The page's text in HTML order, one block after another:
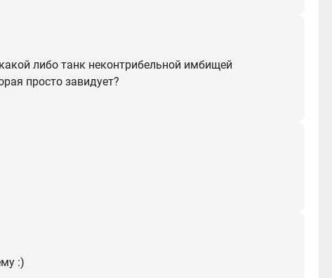
либо танк неконтрибельной имбищей
просто завидует?
:)